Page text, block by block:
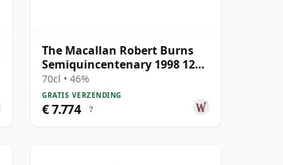
The Macallan Robert Burns
Semiquincentenary 1998 12
jaar oud
70cl • 46%
GRATIS VERZENDING
€ 7.774 ?